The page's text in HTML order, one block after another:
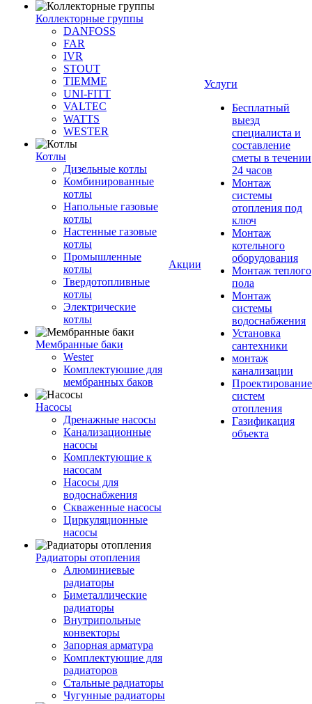
Коллекторные группы
DANFOSS
FAR
IVR
STOUT
TIEMME
UNI-FITT
VALTEC
WATTS
WESTER
Котлы
Дизельные котлы
Комбинированные
котлы
Напольные газовые
котлы
Настенные газовые
котлы
Промышленные
котлы
Твердотопливные
котлы
Электрические
котлы
Мембранные баки
Wester
Комплектуюшие для
мембранных баков
Насосы
Дренажные насосы
Канализационные
насосы
Комплектующие к
насосам
Насосы для
водоснабжения
Скваженные насосы
Циркуляционные
насосы
Радиаторы отопления
Алюминиевые
радиаторы
Биметаллические
радиаторы
Внутрипольные
конвекторы
Запорная арматура
Комплектующие для
радиаторов
Стальные радиаторы
Чугунные радиаторы
Акции
Услуги
Бесплатный
выезд
специалиста и
составление
сметы в течении
24 часов
Монтаж
системы
отопления под
ключ
Монтаж
котельного
оборудования
Монтаж теплого
пола
Монтаж
системы
водоснабжения
Установка
сантехники
монтаж
канализации
Проектирование
систем
отопления
Газификация
объекта